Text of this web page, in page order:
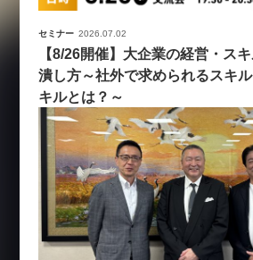
セミナー 2026.07.02
【8/26開催】大企業の経営・ス
潰し方～社外で求められるスキ
キルとは？～